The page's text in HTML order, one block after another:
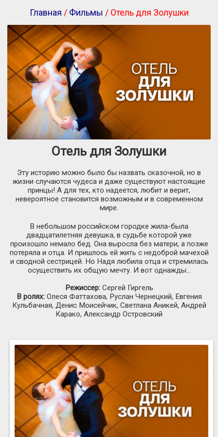
Главная / Фильмы / Отель для Золушки
Отель для Золушки
Эту историю можно было бы назвать сказочной, но в
жизни случаются чудеса и даже существуют настоящие
принцы! А для тех, кто надеется, любит и верит,
невероятное становится возможным и в современном
мире.
В небольшом российском городке жила-была
двадцатилетняя девушка, в судьбе которой уже
произошло немало бед. Она выросла без матери, а позже
потеряла и отца. И пришлось ей жить с недоброй мачехой
и сводной сестрицей. Но Надя любила отца и стремилась
осуществить их общую мечту. И вот однажды…
Режиссер: Сергей Гиргель
В ролях:Олеся Фаттахова, Руслан Чернецкий, Евгения
Кульбачная, Денис Моисейчик, Светлана Аникей, Андрей
Карако, Александр Островский